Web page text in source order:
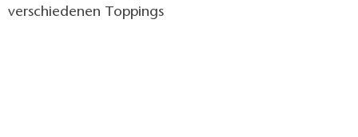
verschiedenen Toppings